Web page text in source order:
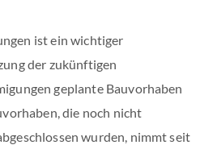
ist ein wichtiger
der zukünftigen
geplante Bauvorhaben
die noch nicht
wurden, nimmt seit